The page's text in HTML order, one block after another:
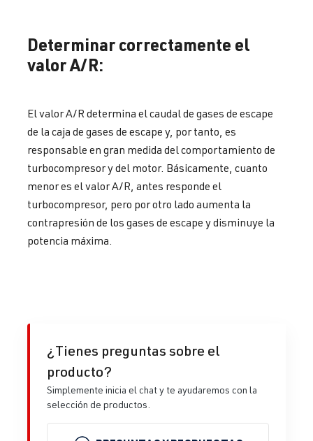
Determinar correctamente el
valor A/R:
El valor A/R determina el caudal de gases de escape
de la caja de gases de escape y, por tanto, es
responsable en gran medida del comportamiento de
turbocompresor y del motor. Básicamente, cuanto
menor es el valor A/R, antes responde el
turbocompresor, pero por otro lado aumenta la
contrapresión de los gases de escape y disminuye la
potencia máxima.
¿Tienes preguntas sobre el
producto?
Simplemente inicia el chat y te ayudaremos con la
selección de productos.